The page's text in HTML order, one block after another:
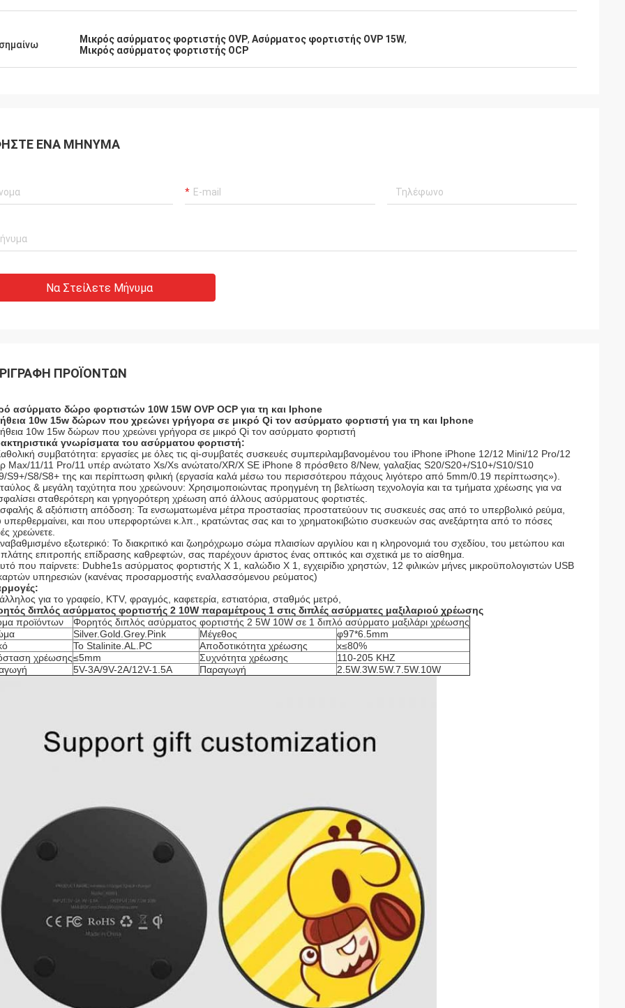
Μικρός ασύρματος φορτιστής OVP, Ασύρματος φορτιστής OVP 15W,
Μικρός ασύρματος φορτιστής OCP
ΈΝΑ ΜΉΝΥΜΑ
Να Στείλετε Μήνυμα
ΠΡΟΪΌΝΤΩΝ
ασύρματο δώρο φορτιστών 10W 15W OVP OCP για τη και Iphone
10w 15w δώρων που χρεώνει γρήγορα σε μικρό Qi τον ασύρματο φορτιστή για τη και Iphone
10w 15w δώρων που χρεώνει γρήγορα σε μικρό Qi τον ασύρματο φορτιστή
γνωρίσματα του ασύρματου φορτιστή:
συμβατότητα: εργασίες με όλες τις qi-συμβατές συσκευές συμπεριλαμβανομένου του iPhone iPhone 12/12 Mini/12 Pro/12
Max/11/11 Pro/11 υπέρ ανώτατο Xs/Xs ανώτατο/XR/Χ SE iPhone 8 πρόσθετο 8/New, γαλαξίας S20/S20+/S10+/S10/S10
S9+/S8/S8+ της και περίπτωση φιλική (εργασία καλά μέσω του περισσότερου πάχους λιγότερο από 5mm/0.19 περίπτωσης»).
& μεγάλη ταχύτητα που χρεώνουν: Χρησιμοποιώντας προηγμένη τη βελτίωση τεχνολογία και τα τμήματα χρέωσης για να
σταθερότερη και γρηγορότερη χρέωση από άλλους ασύρματους φορτιστές.
& αξιόπιστη απόδοση: Τα ενσωματωμένα μέτρα προστασίας προστατεύουν τις συσκευές σας από το υπερβολικό ρεύμα,
και που υπερφορτώνει κ.λπ., κρατώντας σας και το χρηματοκιβώτιο συσκευών σας ανεξάρτητα από το πόσες
χρεώνετε.
εξωτερικό: Το διακριτικό και ζωηρόχρωμο σώμα πλαισίων αργιλίου και η κληρονομιά του σχεδίου, του μετώπου και
επιτροπής επίδρασης καθρεφτών, σας παρέχουν άριστος ένας οπτικός και σχετικά με το αίσθημα.
που παίρνετε: Dubhe1s ασύρματος φορτιστής Χ 1, καλώδιο Χ 1, εγχειρίδιο χρηστών, 12 φιλικών μήνες μικροϋπολογιστών USB
υπηρεσιών (κανένας προσαρμοστής εναλλασσόμενου ρεύματος)
για το γραφείο, KTV, φραγμός, καφετερία, εστιατόρια, σταθμός μετρό,
διπλός ασύρματος φορτιστής 2 10W παραμέτρους 1 στις διπλές ασύρματες μαξιλαριού χρέωσης
προϊόντων
Φορητός διπλός ασύρματος φορτιστής 2 5W 10W σε 1 διπλό ασύρματο μαξιλάρι χρέωσης
Silver.Gold.Grey.Pink Μέγεθος
φ97*6.5mm
Το Stalinite.AL.PC Αποδοτικότητα χρέωσης
x≤80%
χρέωσης≤5mm Συχνότητα χρέωσης
110-205 KHZ
5V-3A/9V-2A/12V-1.5A Παραγωγή 2.5W.3W.5W.7.5W.10W